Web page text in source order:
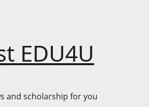
EDU4U
and scholarship for you